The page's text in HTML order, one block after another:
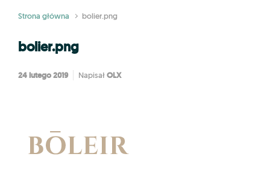
Strona główna bolier.png
bolier.png
24 lutego 2019 Napisał OLX